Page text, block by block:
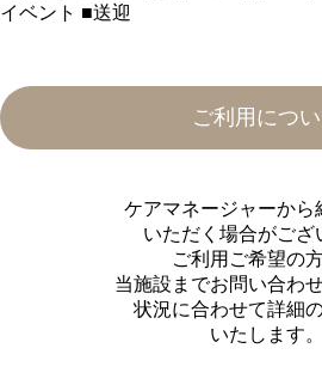
イベント ■送迎
ご利用につ
ケアマネージャーから
いただく場合がござ
ご利⽤ご希望の⽅
当施設までお問い合わ
状況に合わせて詳細
いたします。